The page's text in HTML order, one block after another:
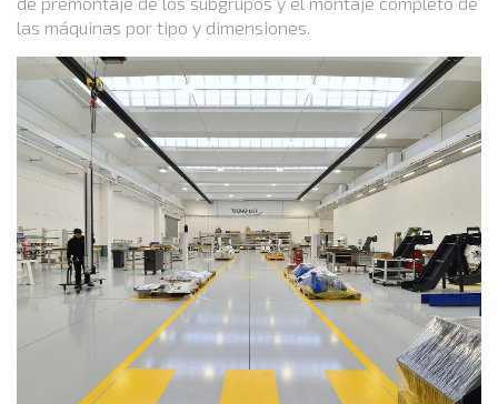
las máquinas por tipo y dimensiones.